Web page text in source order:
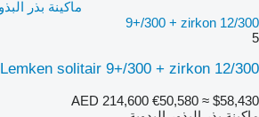
9+/300 + zirkon 12/300
5
Lemken solitair 9+/300 + zirkon 12/300
AED 214,600 €50,580 ≈ $58,430